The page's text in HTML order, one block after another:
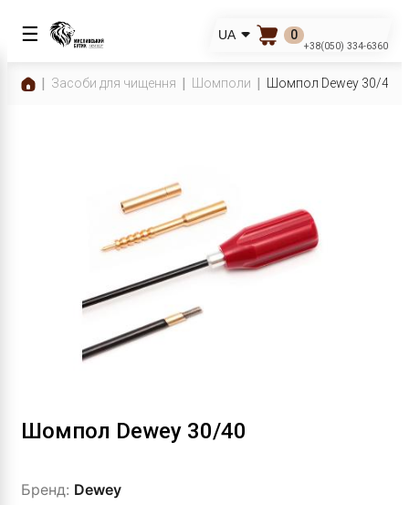
☰ UA 0
+38(050) 334-6360
Засоби для чищення Шомполи Шомпол Dewey 30/40
Шомпол Dewey 30/40
Бренд: Dewey